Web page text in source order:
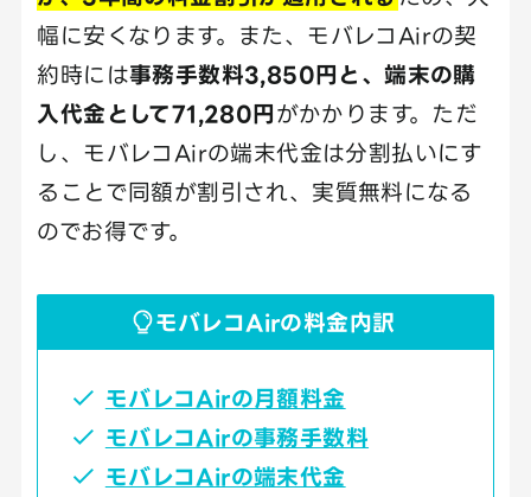
幅に安くなります。また、モバレコAirの契
約時には事務手数料3,850円と、端末の購
入代金として71,280円がかかります。ただ
し、モバレコAirの端末代金は分割払いにす
ることで同額が割引され、実質無料になる
のでお得です。
モバレコAirの料金内訳
モバレコAirの月額料金
モバレコAirの事務手数料
モバレコAirの端末代金